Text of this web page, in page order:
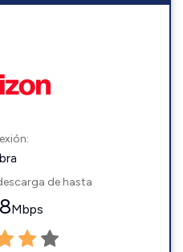
de hasta
Mbps